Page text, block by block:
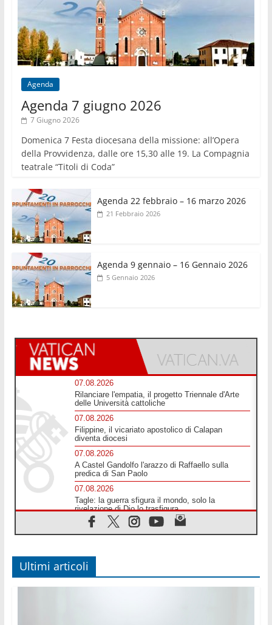
Agenda
Agenda 7 giugno 2026
7 Giugno 2026
Domenica 7 Festa diocesana della missione: all’Opera
della Provvidenza, dalle ore 15,30 alle 19. La Compagnia
teatrale “Titoli di Coda”
Agenda 22 febbraio – 16 marzo 2026
21 Febbraio 2026
Agenda 9 gennaio – 16 Gennaio 2026
5 Gennaio 2026
07.08.2026
Rilanciare l'empatia, il progetto Triennale d'Arte
delle Università cattoliche
07.08.2026
Filippine, il vicariato apostolico di Calapan
diventa diocesi
07.08.2026
A Castel Gandolfo l'arazzo di Raffaello sulla
predica di San Paolo
07.08.2026
Tagle: la guerra sfigura il mondo, solo la
rivelazione di Dio lo trasfigura
07.08.2026
Il Papa in Francia, quattro giorni intensi tra
07.08.2026
SIGNIS 2026, dare voce alle religiose cattoliche
nello spazio pubblico
Ultimi articoli